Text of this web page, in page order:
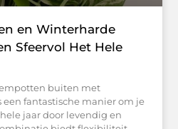
en Winterharde
Sfeervol Het Hele
buiten met
fantastische manier om je
jaar door levendig en